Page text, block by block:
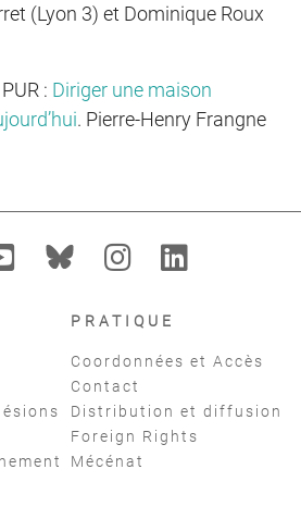
(Lyon 3) et Dominique Roux
: Diriger une maison
. Pierre-Henry Frangne
PRATIQUE
Coordonnées et Accès
Contact
Distribution et diffusion
Foreign Rights
Mécénat